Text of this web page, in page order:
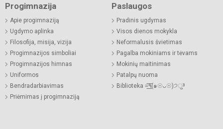
Progimnazija
Apie progimnaziją
Ugdymo aplinka
Filosofija, misija, vizija
Progimnazijos simboliai
Progimnazijos himnas
Uniformos
Bendradarbiavimas
Priėmimas į progimnaziją
Paslaugos
Pradinis ugdymas
Visos dienos mokykla
Neformalusis švietimas
Pagalba mokiniams ir tėvams
Mokinių maitinimas
Patalpų nuoma
Biblioteka =͟͟͞͞٩(๑☉ᴗ☉)੭ु⁾⁾